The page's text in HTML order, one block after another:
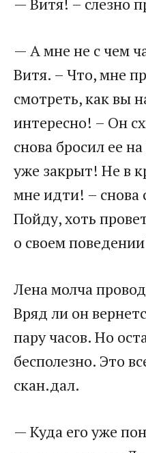
— Витя! – слезно
— А мне не с чем
Витя. – Что, мне
смотреть, как вы
интересно! – Он
снова бросил ее
уже закрыт! Не в
мне идти! – снова
Пойду, хоть
о своем
Лена молча
Вряд ли он
пару часов. Но
бесполезно. Это
скан.дал.
— Куда его уже